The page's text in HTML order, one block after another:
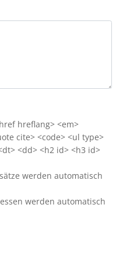
hreflang> <em>
cite> <code> <ul type>
<dd> <h2 id> <h3 id>
werden automatisch
werden automatisch